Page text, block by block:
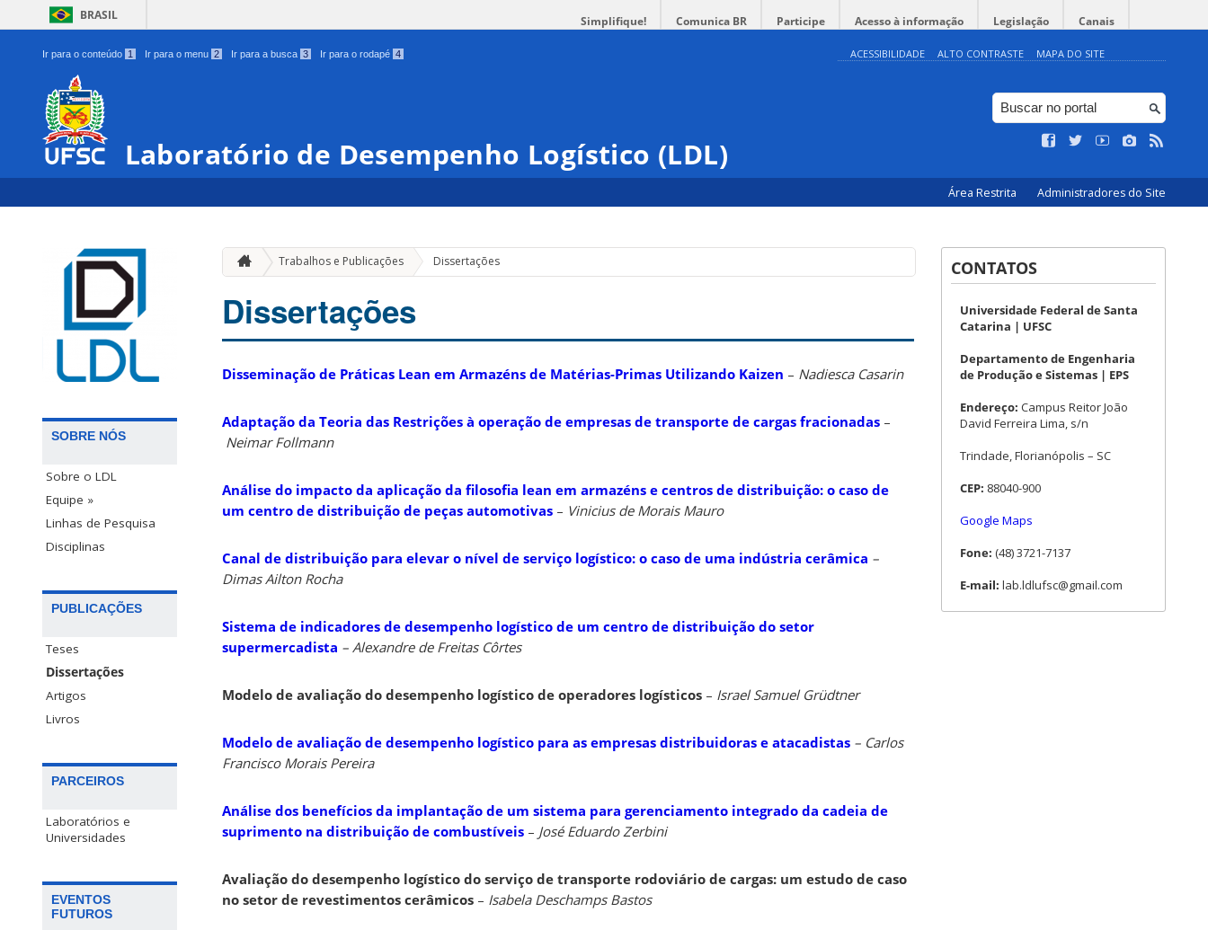
BRASIL Simplifique! Comunica BR Participe Acesso à informação Legislação Canais
Ir para o conteúdo 1 Ir para o menu 2 Ir para a busca 3 Ir para o rodapé 4 ACESSIBILIDADE ALTO CONTRASTE MAPA DO SITE
Laboratório de Desempenho Logístico (LDL)
Área Restrita Administradores do Site
SOBRE NÓS
Sobre o LDL
Equipe »
Linhas de Pesquisa
Disciplinas
PUBLICAÇÕES
Teses
Dissertações
Artigos
Livros
PARCEIROS
Laboratórios e
Universidades
EVENTOS
FUTUROS
Trabalhos e Publicações Dissertações
Dissertações
Disseminação de Práticas Lean em Armazéns de Matérias-Primas Utilizando Kaizen – Nadiesca Casarin
Adaptação da Teoria das Restrições à operação de empresas de transporte de cargas fracionadas –
Neimar Follmann
Análise do impacto da aplicação da filosofia lean em armazéns e centros de distribuição: o caso de
um centro de distribuição de peças automotivas – Vinicius de Morais Mauro
Canal de distribuição para elevar o nível de serviço logístico: o caso de uma indústria cerâmica –
Dimas Ailton Rocha
Sistema de indicadores de desempenho logístico de um centro de distribuição do setor
supermercadista – Alexandre de Freitas Côrtes
Modelo de avaliação do desempenho logístico de operadores logísticos – Israel Samuel Grüdtner
Modelo de avaliação de desempenho logístico para as empresas distribuidoras e atacadistas – Carlos
Francisco Morais Pereira
Análise dos benefícios da implantação de um sistema para gerenciamento integrado da cadeia de
suprimento na distribuição de combustíveis – José Eduardo Zerbini
Avaliação do desempenho logístico do serviço de transporte rodoviário de cargas: um estudo de caso
no setor de revestimentos cerâmicos – Isabela Deschamps Bastos
CONTATOS
Universidade Federal de Santa
Catarina | UFSC
Departamento de Engenharia
de Produção e Sistemas | EPS
Endereço: Campus Reitor João
David Ferreira Lima, s/n
Trindade, Florianópolis – SC
CEP: 88040-900
Google Maps
Fone: (48) 3721-7137
E-mail: lab.ldlufsc@gmail.com